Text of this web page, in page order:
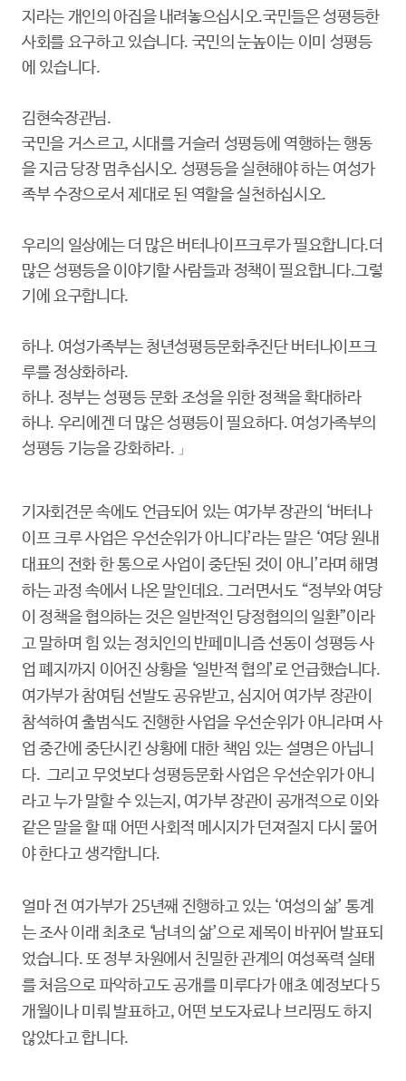
지라는 개인의 아집을 내려놓으십시오.국민들은 성평등한
사회를 요구하고 있습니다. 국민의 눈높이는 이미 성평등
에 있습니다.
김현숙장관님.
국민을 거스르고, 시대를 거슬러 성평등에 역행하는 행동
을 지금 당장 멈추십시오. 성평등을 실현해야 하는 여성가
족부 수장으로서 제대로 된 역할을 실천하십시오.
우리의 일상에는 더 많은 버터나이프크루가 필요합니다.더
많은 성평등을 이야기할 사람들과 정책이 필요합니다.그렇
기에 요구합니다.
하나. 여성가족부는 청년성평등문화추진단 버터나이프크
루를 정상화하라.
하나. 정부는 성평등 문화 조성을 위한 정책을 확대하라
하나. 우리에겐 더 많은 성평등이 필요하다. 여성가족부의
성평등 기능을 강화하라. 」
기자회견문 속에도 언급되어 있는 여가부 장관의 ‘버터나
이프 크루 사업은 우선순위가 아니다’라는 말은 ‘여당 원내
대표의 전화 한 통으로 사업이 중단된 것이 아니’라며 해명
하는 과정 속에서 나온 말인데요. 그러면서도 “정부와 여당
이 정책을 협의하는 것은 일반적인 당정협의의 일환”이라
고 말하며 힘 있는 정치인의 반페미니즘 선동이 성평등 사
업 폐지까지 이어진 상황을 ‘일반적 협의’로 언급했습니다.
여가부가 참여팀 선발도 공유받고, 심지어 여가부 장관이
참석하여 출범식도 진행한 사업을 우선순위가 아니라며 사
업 중간에 중단시킨 상황에 대한 책임 있는 설명은 아닙니
다. 그리고 무엇보다 성평등문화 사업은 우선순위가 아니
라고 누가 말할 수 있는지, 여가부 장관이 공개적으로 이와
같은 말을 할 때 어떤 사회적 메시지가 던져질지 다시 물어
야 한다고 생각합니다.
얼마 전 여가부가 25년째 진행하고 있는 ‘여성의 삶’ 통계
는 조사 이래 최초로 ‘남녀의 삶’으로 제목이 바뀌어 발표되
었습니다. 또 정부 차원에서 친밀한 관계의 여성폭력 실태
를 처음으로 파악하고도 공개를 미루다가 애초 예정보다 5
개월이나 미뤄 발표하고, 어떤 보도자료나 브리핑도 하지
않았다고 합니다.